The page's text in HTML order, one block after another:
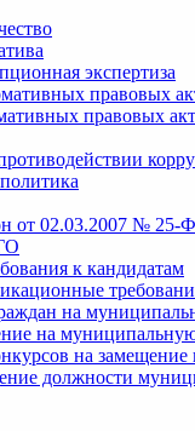
экспертиза
правовых
правовых
от 02.03.2007 №
к кандидатам
на
на
на
должности